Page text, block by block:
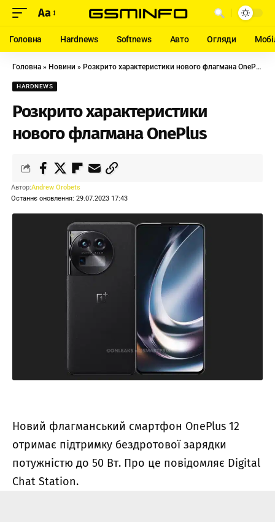
Aa
Головна Hardnews Softnews Авто Огляди
Головна » Новини » Розкрито характеристики нового флагмана OnePlus
HARDNEWS
Розкрито характеристики
нового флагмана OnePlus
Останнє оновлення: 29.07.2023 17:43
Автор:Andrew Orobets
Новий флагманський смартфон OnePlus 12
отримає підтримку бездротової зарядки
потужністю до 50 Вт. Про це повідомляє Digital
Chat Station.